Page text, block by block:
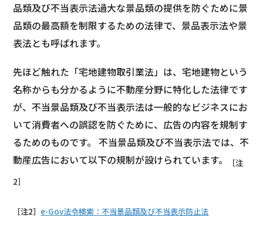
品類及び不当表示法過大な景品類の提供を防ぐために景
品類の最高額を制限するための法律で、景品表示法や景
表法とも呼ばれます。
先ほど触れた「宅地建物取引業法」は、宅地建物という
名称からも分かるように不動産分野に特化した法律です
が、不当景品類及び不当表示法は一般的なビジネスにお
いて消費者への誤認を防ぐために、広告の内容を規制す
るためのものです。 不当景品類及び不当表示法では、不
動産広告において以下の規制が設けられています。
［注
2］
［注2］ e-Gov法令検索：不当景品類及び不当表示防止法